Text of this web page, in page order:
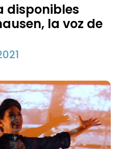
disponibles
la voz de